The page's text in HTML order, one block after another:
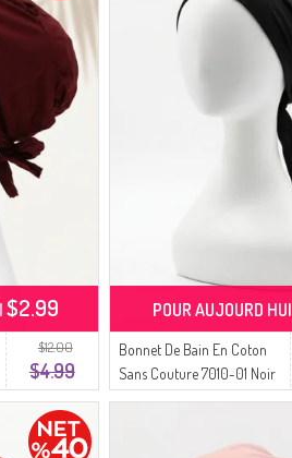
$12.00
$4.99
$2.99
Bonnet De Bain En Coton
Sans Couture 7010-01 Noir
POUR AUJOURD HUI